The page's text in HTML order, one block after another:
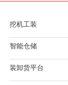
挖机工装
智能仓储
装卸货平台